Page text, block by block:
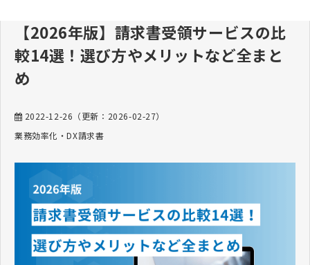
【2026年版】請求書受領サービスの比
較14選！選び方やメリットなど全まと
め
2022-12-26 （更新： 2026-02-27）
業務効率化・DX請求書